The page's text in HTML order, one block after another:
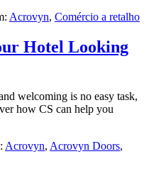
Acrovyn, Comércio a retalho
Hotel Looking
welcoming is no easy task,
how CS can help you
Acrovyn, Acrovyn Doors,